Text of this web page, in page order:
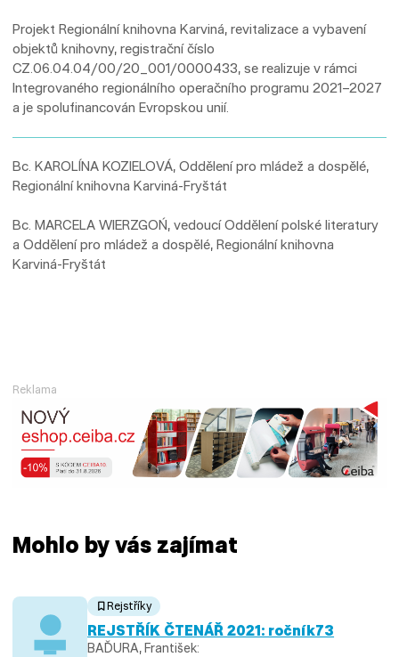
Projekt Regionální knihovna Karviná, revitalizace a vybavení
objektů knihovny, registrační číslo
CZ.06.04.04/00/20_001/0000433, se realizuje v rámci
Integrovaného regionálního operačního programu 2021–2027
a je spolufinancován Evropskou unií.
Bc. KAROLÍNA KOZIELOVÁ, Oddělení pro mládež a dospělé,
Regionální knihovna Karviná-Fryštát
Bc. MARCELA WIERZGOŃ, vedoucí Oddělení polské literatury
a Oddělení pro mládež a dospělé, Regionální knihovna
Karviná-Fryštát
Reklama
Mohlo by vás zajímat
Rejstříky
REJSTŘÍK ČTENÁŘ 2021: ročník73
BAĎURA, František: